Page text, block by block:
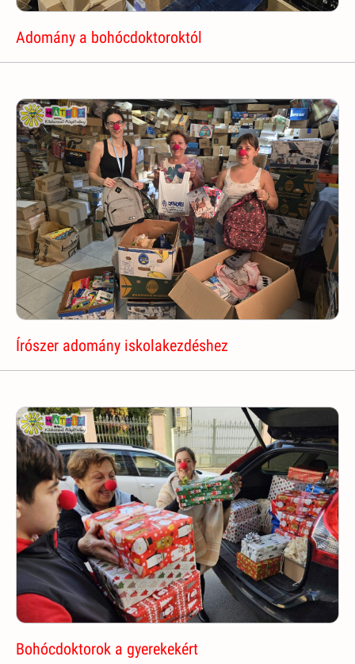
Adomány a bohócdoktoroktól
Írószer adomány iskolakezdéshez
Bohócdoktorok a gyerekekért